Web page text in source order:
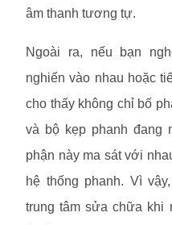
âm thanh tương tự.
Ngoài ra, nếu bạn
nghiến vào nhau hoặc
cho thấy không chỉ bố
và bộ kẹp phanh đang
phận này ma sát với
hệ thống phanh. Vì
trung tâm sửa chữa khi